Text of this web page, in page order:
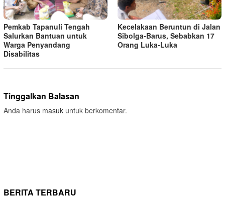
Pemkab Tapanuli Tengah
Salurkan Bantuan untuk
Warga Penyandang
Disabilitas
Kecelakaan Beruntun di Jalan
Sibolga-Barus, Sebabkan 17
Orang Luka-Luka
Tinggalkan Balasan
Anda harus masuk untuk berkomentar.
BERITA TERBARU